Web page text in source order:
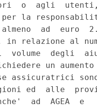
o  agli
per la
ad  euro
in relazione al
degli
un
assicuratrici
ed  alle
ad  AGEA  e